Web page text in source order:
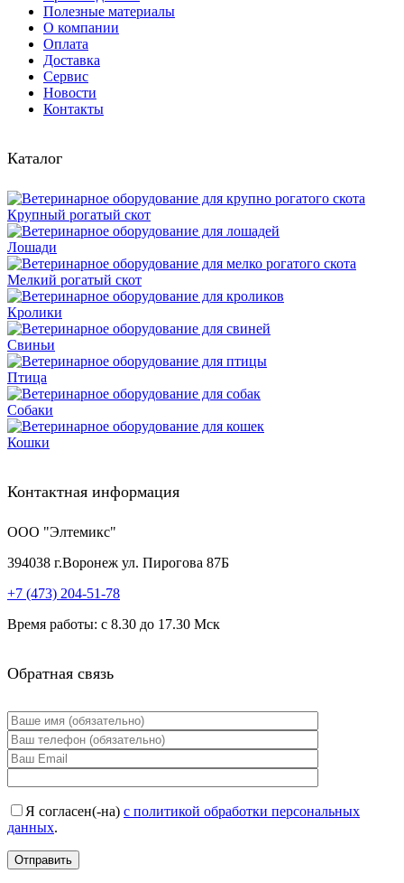
Полезные материалы
О компании
Оплата
Доставка
Сервис
Новости
Контакты
Каталог
Крупный рогатый скот
Лошади
Мелкий рогатый скот
Кролики
Свиньи
Птица
Собаки
Кошки
Контактная информация
ООО "Элтемикс"
394038 г.Воронеж ул. Пирогова 87Б
+7 (473) 204-51-78
Время работы: с 8.30 до 17.30 Мск
Обратная связь
Я согласен(-на) с политикой обработки персональных
данных.